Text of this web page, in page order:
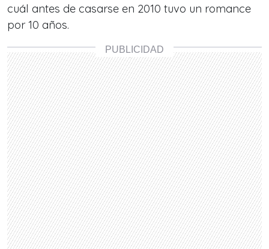
cuál antes de casarse en 2010 tuvo un romance
por 10 años.